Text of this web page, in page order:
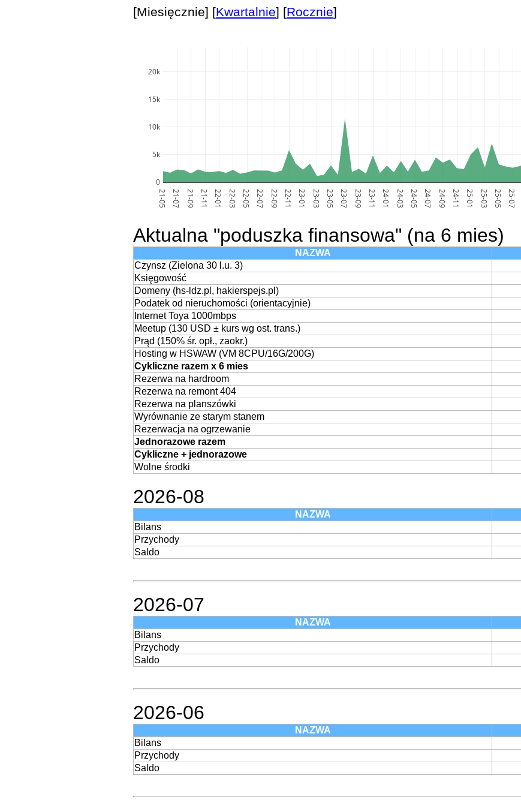
[Miesięcznie] [Kwartalnie] [Rocznie]
21-05 21-07 21-09 21-11 22-01 22-03 22-05 22-07 22-09 22-11 23-01 23-03 23-05 23-07 23-09 23-11 24-01 24-03 24-05 24-07 24-09 24-11 25-01 25-03 25-05 25-07
0
5k
10k
15k
20k
Aktualna "poduszka finansowa" (na 6 mies)
NAZWA
Czynsz (Zielona 30 l.u. 3)
Księgowość
Domeny (hs-ldz.pl, hakierspejs.pl)
Podatek od nieruchomości (orientacyjnie)
Internet Toya 1000mbps
Meetup (130 USD ± kurs wg ost. trans.)
Prąd (150% śr. opł., zaokr.)
Hosting w HSWAW (VM 8CPU/16G/200G)
Cykliczne razem x 6 mies
Rezerwa na hardroom
Rezerwa na remont 404
Rezerwa na planszówki
Wyrównanie ze starym stanem
Rezerwacja na ogrzewanie
Jednorazowe razem
Cykliczne + jednorazowe
Wolne środki
2026-08
NAZWA
Bilans
Przychody
Saldo
2026-07
NAZWA
Bilans
Przychody
Saldo
2026-06
NAZWA
Bilans
Przychody
Saldo